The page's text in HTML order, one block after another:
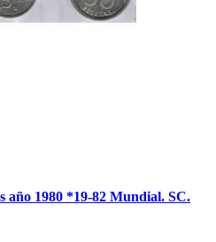
año 1980 *19-82 Mundial. SC.